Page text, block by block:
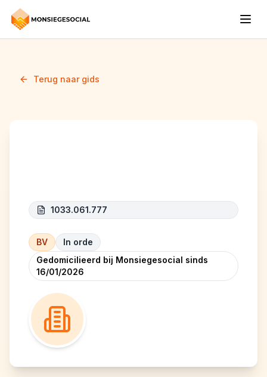
Terug naar gids
1033.061.777
BV
In orde
Gedomicilieerd bij Monsiegesocial sinds
16/01/2026